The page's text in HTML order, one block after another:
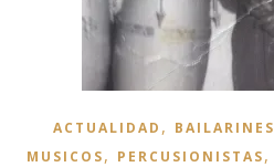
ACTUALIDAD , BAILARINES
MUSICOS, PERCUSIONISTAS,